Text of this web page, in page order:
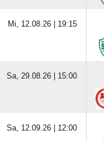
Mi, 12.08.26 | 19:15
Sa, 29.08.26 | 15:00
Sa, 12.09.26 | 12:00